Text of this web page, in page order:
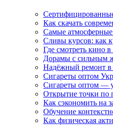
Как скачать
Самые атмосферные
Сливы курсов: как
Где смотреть кино
Дорамы с сильным
Надёжный ремонт в
Сигареты оптом
Сигареты оптом —
Открытие точки по
Как сэкономить на
Обучение
Как физическая